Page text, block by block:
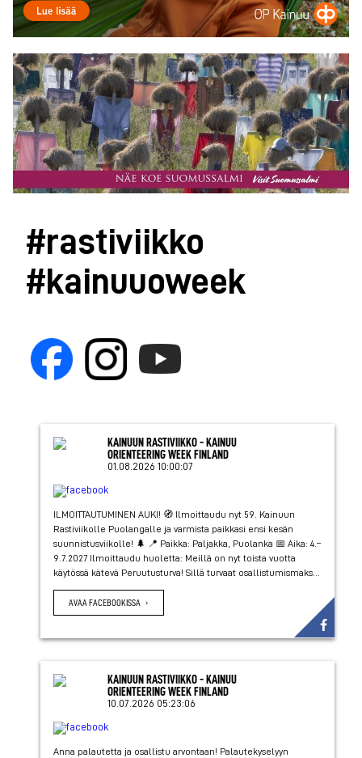
#rastiviikko
#kainuuoweek
KAINUUN RASTIVIIKKO - KAINUU
ORIENTEERING WEEK FINLAND
01.08.2026 10:00:07
ILMOITTAUTUMINEN AUKI! 🧭 Ilmoittaudu nyt 59. Kainuun
Rastiviikolle Puolangalle ja varmista paikkasi ensi kesän
suunnistusviikolle! 🌲 📍 Paikka: Paljakka, Puolanka 📅 Aika: 4.–
9.7.2027 Ilmoittaudu huoletta: Meillä on nyt toista vuotta
käytössä kätevä Peruutusturva! Sillä turvaat osallistumismaks...
AVAA FACEBOOKISSA
KAINUUN RASTIVIIKKO - KAINUU
ORIENTEERING WEEK FINLAND
10.07.2026 05:23:06
Anna palautetta ja osallistu arvontaan! Palautekyselyyn